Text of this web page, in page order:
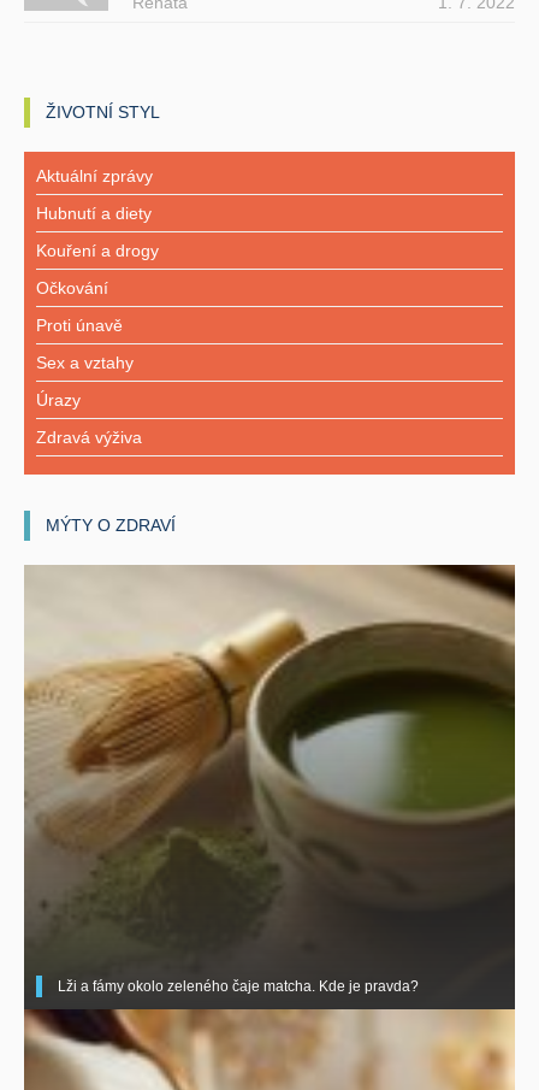
ŽIVOTNÍ STYL
Aktuální zprávy
Hubnutí a diety
Kouření a drogy
Očkování
Proti únavě
Sex a vztahy
Úrazy
Zdravá výživa
MÝTY O ZDRAVÍ
Lži a fámy okolo zeleného čaje matcha. Kde je pravda?